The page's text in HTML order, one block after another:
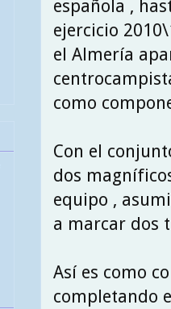
española ,
ejercicio
el Almería
como
Con el
dos
equipo ,
a marcar dos
Así es como
completando